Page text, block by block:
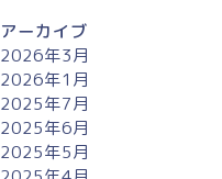
アーカイブ
2026年3月
2026年1月
2025年7月
2025年6月
2025年5月